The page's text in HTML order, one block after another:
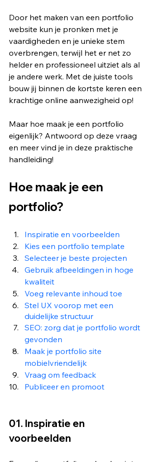
Door het maken van een portfolio
website kun je pronken met je
vaardigheden en je unieke stem
overbrengen, terwijl het er net zo
helder en professioneel uitziet als al
je andere werk. Met de juiste tools
bouw jij binnen de kortste keren een
krachtige online aanwezigheid op!
Maar hoe maak je een portfolio
eigenlijk? Antwoord op deze vraag
en meer vind je in deze praktische
handleiding!
Hoe maak je een
portfolio?
Inspiratie en voorbeelden
Kies een portfolio template
Selecteer je beste projecten
Gebruik afbeeldingen in hoge
kwaliteit
Voeg relevante inhoud toe
Stel UX voorop met een
duidelijke structuur
SEO: zorg dat je portfolio wordt
gevonden
Maak je portfolio site
mobielvriendelijk
Vraag om feedback
Publiceer en promoot
01. Inspiratie en
voorbeelden